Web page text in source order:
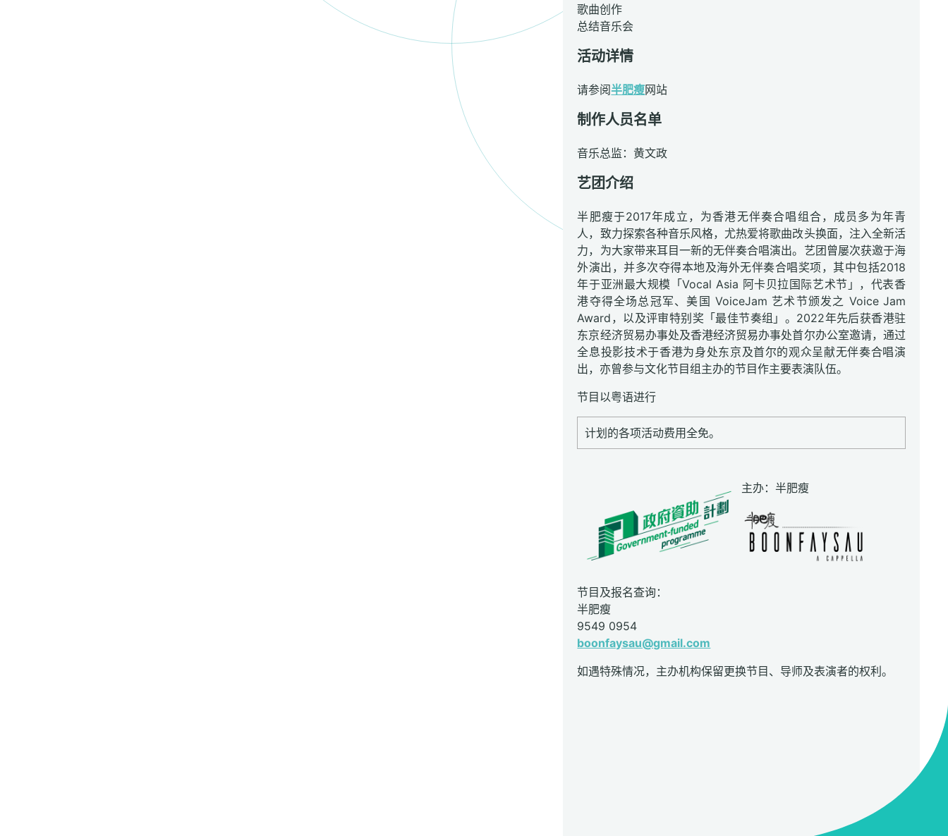
歌曲创作
总结音乐会
活动详情
请参阅半肥瘦网站
制作人员名单
音乐总监：黄文政
艺团介绍
半肥瘦于2017年成立，为香港无伴奏合唱组合，成员多为年青
人，致力探索各种音乐风格，尤热爱将歌曲改头换面，注入全新活
力，为大家带来耳目一新的无伴奏合唱演出。艺团曾屡次获邀于海
外演出，并多次夺得本地及海外无伴奏合唱奖项，其中包括2018
年于亚洲最大规模「Vocal Asia 阿卡贝拉国际艺术节」，代表香
港夺得全场总冠军、美国 VoiceJam 艺术节颁发之 Voice Jam
Award，以及评审特别奖「最佳节奏组」。2022年先后获香港驻
东京经济贸易办事处及香港经济贸易办事处首尔办公室邀请，通过
全息投影技术于香港为身处东京及首尔的观众呈献无伴奏合唱演
出，亦曾参与文化节目组主办的节目作主要表演队伍。
节目以粤语进行
计划的各项活动费用全免。
主办：半肥瘦
节目及报名查询：
半肥瘦
9549 0954
boonfaysau@gmail.com
如遇特殊情况，主办机构保留更换节目、导师及表演者的权利。